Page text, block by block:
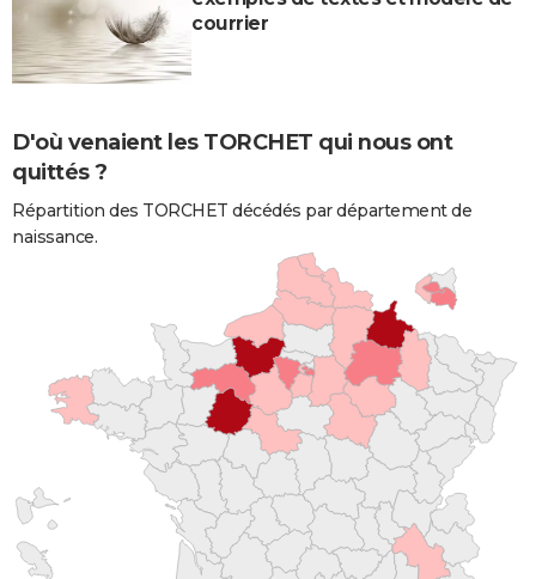
courrier
D'où venaient les TORCHET qui nous ont
quittés ?
Répartition des TORCHET décédés par département de
naissance.